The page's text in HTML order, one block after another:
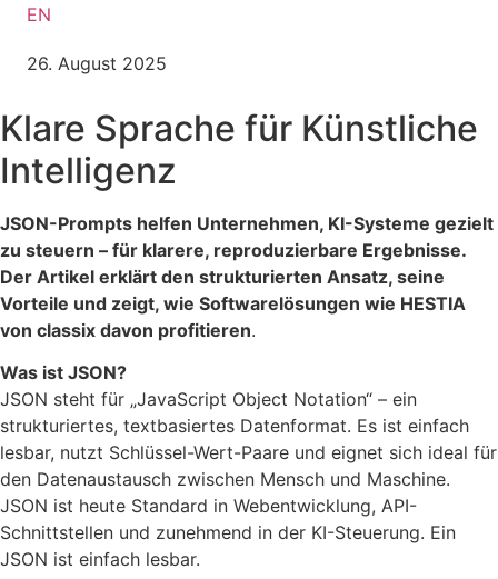
EN
26. August 2025
Klare Sprache für Künstliche
Intelligenz
JSON-Prompts helfen Unternehmen, KI-Systeme gezielt
zu steuern – für klarere, reproduzierbare Ergebnisse.
Der Artikel erklärt den strukturierten Ansatz, seine
Vorteile und zeigt, wie Softwarelösungen wie HESTIA
von classix davon profitieren.
Was ist JSON?
JSON steht für „JavaScript Object Notation“ – ein
strukturiertes, textbasiertes Datenformat. Es ist einfach
lesbar, nutzt Schlüssel-Wert-Paare und eignet sich ideal für
den Datenaustausch zwischen Mensch und Maschine.
JSON ist heute Standard in Webentwicklung, API-
Schnittstellen und zunehmend in der KI-Steuerung. Ein
JSON ist einfach lesbar.